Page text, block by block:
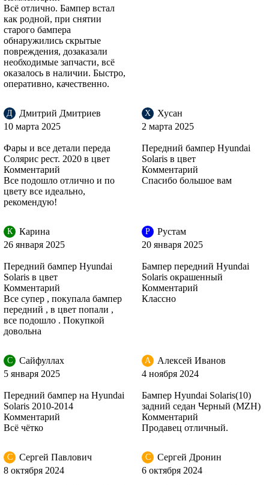
VEA - SILVER BLUE, ICE SILVER
VEA - SILVER BLUE, ICE SILVER
UBS - STONE BEIGE
UBS - STONE BEIGE
UBS - STONE BEIGE
RHM - SLEEK SILVER, IRONMAN SILVER
RHM - SLEEK SILVER, IRONMAN SILVER
Всё отлично. Бампер встал
как родной, при снятии
старого бампера
обнаружились скрытые
повреждения, дозаказали
необходимые запчасти, всё
оказалось в наличии. Быстро,
оперативно, качественно.
Д
Дмитрий Дмитриев
10 марта 2025
Фары и все детали переда
Солярис рест. 2020 в цвет
Комментарий
Все подошло отлично и по
цвету все идеально,
рекомендую!
Х
Хусан
2 марта 2025
Передний бампер Hyundai
Solaris в цвет
Комментарий
Спасибо большое вам
К
Карина
26 января 2025
Передний бампер Hyundai
Solaris в цвет
Комментарий
Все супер , покупала бампер
передний , в цвет попали ,
все подошло . Покупкой
довольна
Р
Рустам
20 января 2025
Бампер передний Hyundai
Solaris окрашенный
Комментарий
Классно
С
Сайфуллах
5 января 2025
Передний бампер на Hyundai
Solaris 2010-2014
Комментарий
Всё чётко
А
Алексей Иванов
4 ноября 2024
Бампер Hyundai Solaris(10)
задний седан Черный (MZH)
Комментарий
Продавец отличный.
С
Сергей Павлович
8 октября 2024
С
Сергей Дронин
6 октября 2024